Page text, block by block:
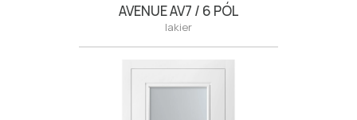
AVENUE AV7 / 6 PÓL
lakier